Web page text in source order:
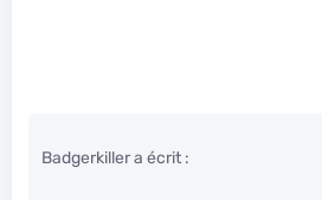
Badgerkiller a écrit :